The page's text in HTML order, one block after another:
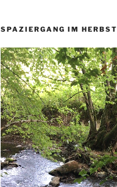
SPAZIERGANG IM HERBST
Video-
Player